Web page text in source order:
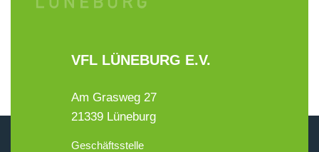
VFL LÜNEBURG E.V.
Am Grasweg 27
21339 Lüneburg
Geschäftsstelle